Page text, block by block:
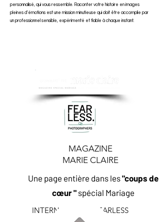
personnalisé, qui vous ressemble. Raconter votre histoire en images
pleines d'émotions est une mission minutieuse qui doit être accomplie par
un professionnel sensible, expérimenté et fiable à chaque instant.
MAGAZINE
MARIE CLAIRE
Une page entière dans les"coups de
cœur "spécial Mariage
INTERNATIONAL FEARLESS